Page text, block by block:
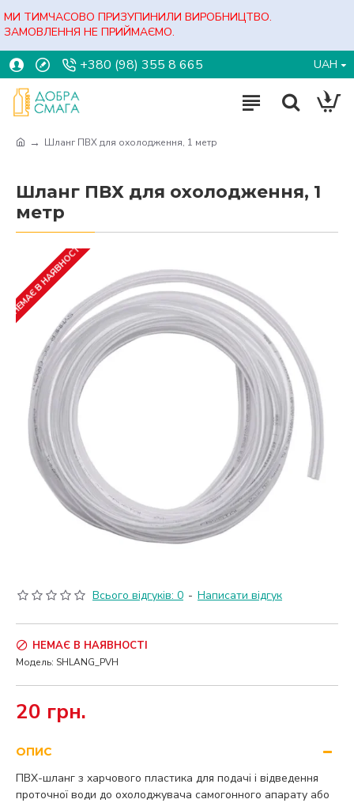
МИ ТИМЧАСОВО ПРИЗУПИНИЛИ ВИРОБНИЦТВО.
ЗАМОВЛЕННЯ НЕ ПРИЙМАЄМО.
+380 (98) 355 8 665 UAH
Шланг ПВХ для охолодження, 1 метр
Шланг ПВХ для охолодження, 1
метр
НЕМАЄ В НАЯВНОСТІ
Всього відгуків: 0 - Написати відгук
20 грн.
НЕМАЄ В НАЯВНОСТІ
Модель: SHLANG_PVH
ОПИС
ПВХ-шланг з харчового пластика для подачі і відведення
проточної води до охолоджувача самогонного апарату або